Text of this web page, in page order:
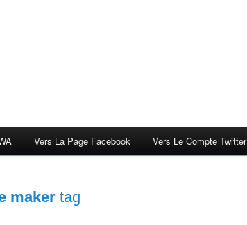
Vers La Page Facebook Vers Le Compte Twitter
maker tag